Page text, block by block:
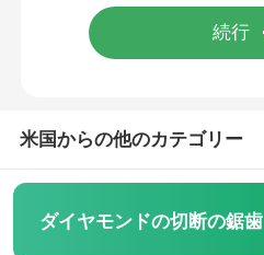
私達について
工場旅行
米国からの他のカテゴリー
ダイヤモンドの切断の鋸歯